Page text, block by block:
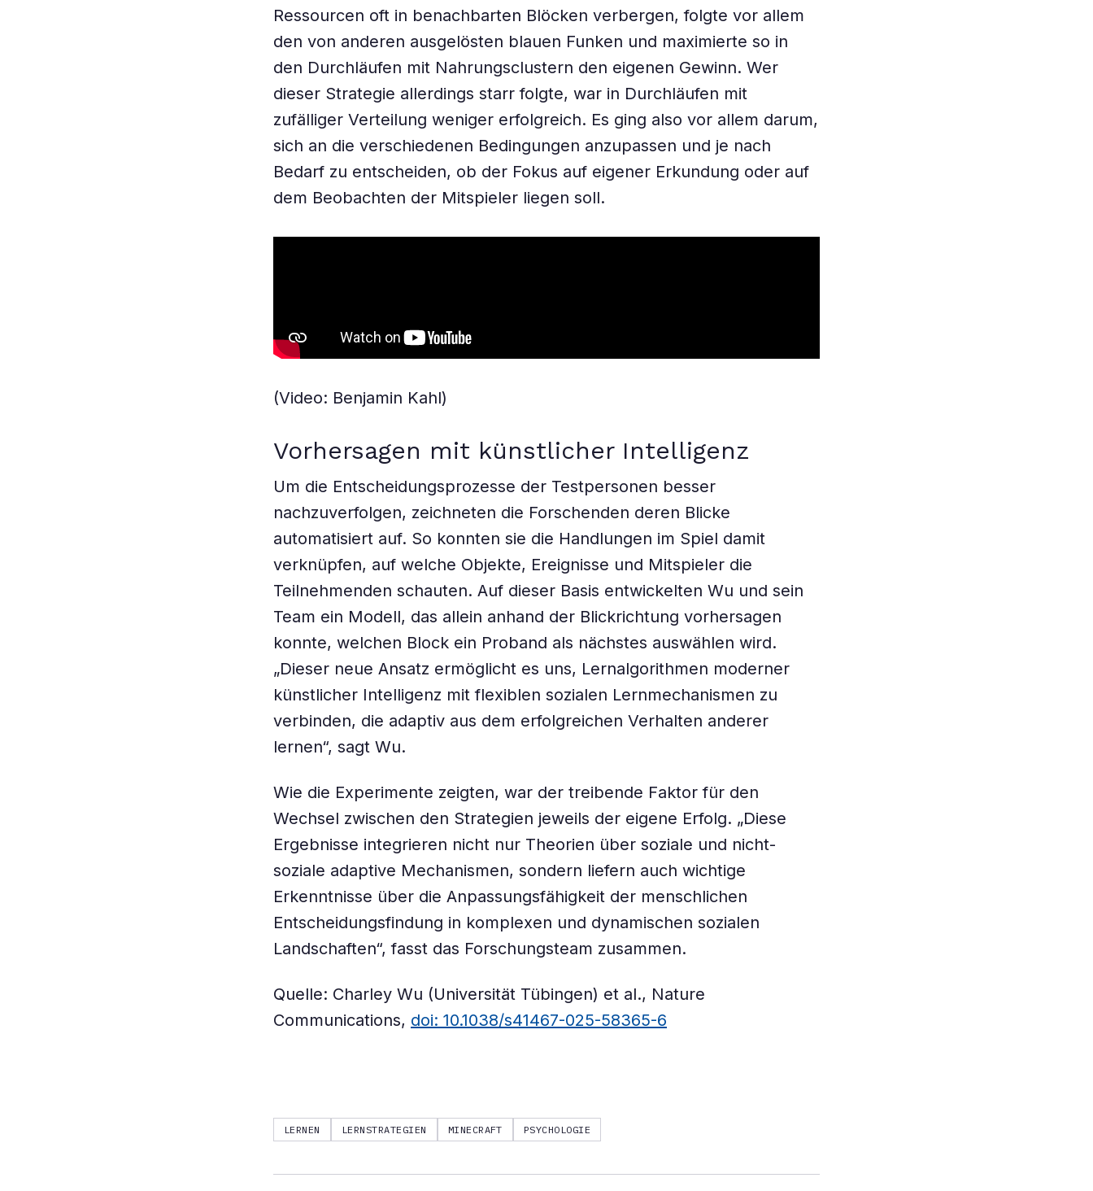
Ressourcen oft in benachbarten Blöcken verbergen, folgte vor allem
den von anderen ausgelösten blauen Funken und maximierte so in
den Durchläufen mit Nahrungsclustern den eigenen Gewinn. Wer
dieser Strategie allerdings starr folgte, war in Durchläufen mit
zufälliger Verteilung weniger erfolgreich. Es ging also vor allem darum,
sich an die verschiedenen Bedingungen anzupassen und je nach
Bedarf zu entscheiden, ob der Fokus auf eigener Erkundung oder auf
dem Beobachten der Mitspieler liegen soll.
(Video: Benjamin Kahl)
Vorhersagen mit künstlicher Intelligenz
Um die Entscheidungsprozesse der Testpersonen besser
nachzuverfolgen, zeichneten die Forschenden deren Blicke
automatisiert auf. So konnten sie die Handlungen im Spiel damit
verknüpfen, auf welche Objekte, Ereignisse und Mitspieler die
Teilnehmenden schauten. Auf dieser Basis entwickelten Wu und sein
Team ein Modell, das allein anhand der Blickrichtung vorhersagen
konnte, welchen Block ein Proband als nächstes auswählen wird.
„Dieser neue Ansatz ermöglicht es uns, Lernalgorithmen moderner
künstlicher Intelligenz mit flexiblen sozialen Lernmechanismen zu
verbinden, die adaptiv aus dem erfolgreichen Verhalten anderer
lernen“, sagt Wu.
Wie die Experimente zeigten, war der treibende Faktor für den
Wechsel zwischen den Strategien jeweils der eigene Erfolg. „Diese
Ergebnisse integrieren nicht nur Theorien über soziale und nicht-
soziale adaptive Mechanismen, sondern liefern auch wichtige
Erkenntnisse über die Anpassungsfähigkeit der menschlichen
Entscheidungsfindung in komplexen und dynamischen sozialen
Landschaften“, fasst das Forschungsteam zusammen.
Quelle: Charley Wu (Universität Tübingen) et al., Nature
Communications, doi: 10.1038/s41467-025-58365-6
LERNEN LERNSTRATEGIEN MINECRAFT PSYCHOLOGIE